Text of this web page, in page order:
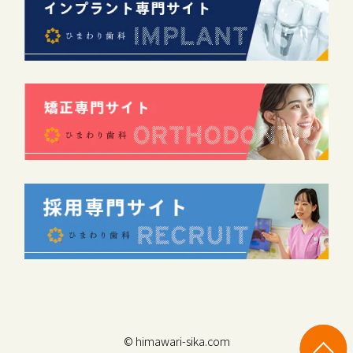
© himawari-sika.com